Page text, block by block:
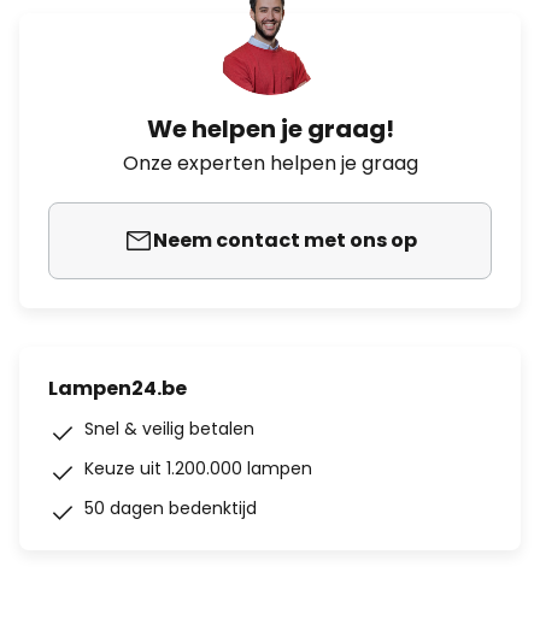
We helpen je graag!
Onze experten helpen je graag
Neem contact met ons op
Lampen24.be
Snel & veilig betalen
Keuze uit 1.200.000 lampen
50 dagen bedenktijd